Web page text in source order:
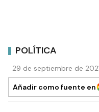
POLÍTICA
29 de septiembre de
Añadir como fuente en